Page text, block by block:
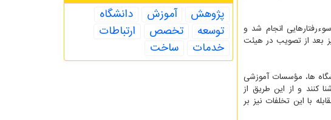
سوءرفتارهایی انجام شد و
بعد از تصویب در هیئت
ها، مؤسسات آموزشی
کنند و از این طریق از
با این تخلفات نیز بر
پژوهش آموزش
دانشگاه
توسعه
تخصص
ارتباطات
خدمات
ساخت